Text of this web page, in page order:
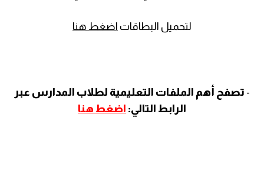
لتحميل البطاقات اضغط هنا
- تصفح أهم الملفات التعليمية لطلاب المدارس عبر
الرابط التالي: اضغط هنا